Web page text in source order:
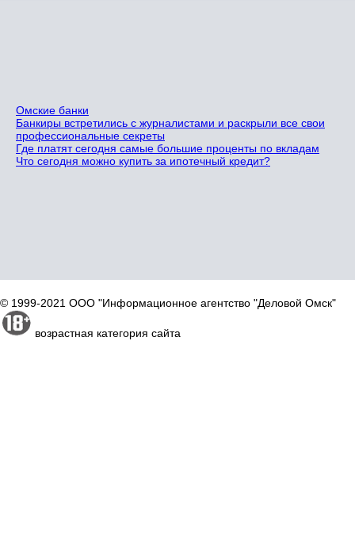
Омские банки
Банкиры встретились с журналистами и раскрыли все свои
профессиональные секреты
Где платят сегодня самые большие проценты по вкладам
Что сегодня можно купить за ипотечный кредит?
© 1999-2021 ООО "Информационное агентство "Деловой Омск"
возрастная категория сайта